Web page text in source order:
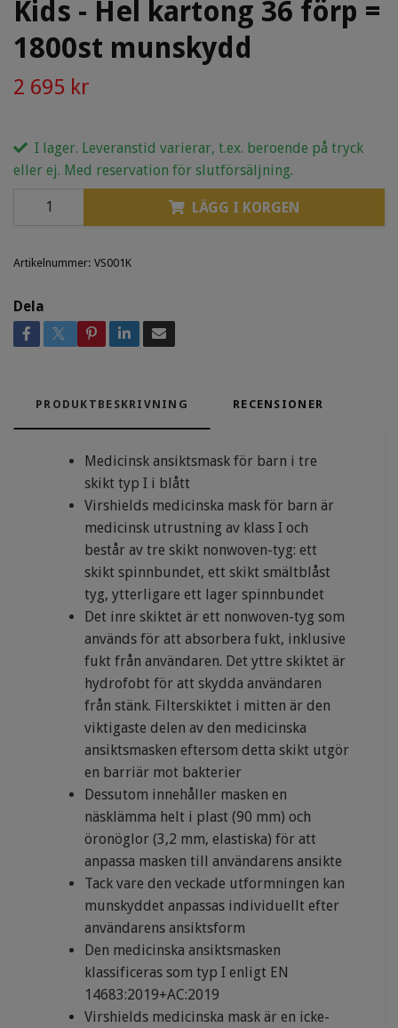
Kids - Hel kartong 36 förp =
1800st munskydd
2 695 kr
I lager. Leveranstid varierar, t.ex. beroende på tryck
eller ej. Med reservation för slutförsäljning.
LÄGG I KORGEN
Artikelnummer: VS001K
Dela
PRODUKTBESKRIVNING RECENSIONER
Medicinsk ansiktsmask för barn i tre
skikt typ I i blått
Virshields medicinska mask för barn är
medicinsk utrustning av klass I och
består av tre skikt nonwoven-tyg: ett
skikt spinnbundet, ett skikt smältblåst
tyg, ytterligare ett lager spinnbundet
Det inre skiktet är ett nonwoven-tyg som
används för att absorbera fukt, inklusive
fukt från användaren. Det yttre skiktet är
hydrofobt för att skydda användaren
från stänk. Filterskiktet i mitten är den
viktigaste delen av den medicinska
ansiktsmasken eftersom detta skikt utgör
en barriär mot bakterier
Dessutom innehåller masken en
näsklämma helt i plast (90 mm) och
öronöglor (3,2 mm, elastiska) för att
anpassa masken till användarens ansikte
Tack vare den veckade utformningen kan
munskyddet anpassas individuellt efter
användarens ansiktsform
Den medicinska ansiktsmasken
klassificeras som typ I enligt EN
14683:2019+AC:2019
Virshields medicinska mask är en icke-